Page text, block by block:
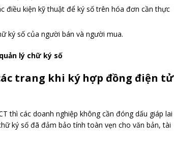
điều kiện kỹ thuật để ký số trên hóa đơn cần thực
ký số của người bán và người mua.
lý chữ ký số
trang khi ký hợp đồng điện tử
thì các doanh nghiệp không cần đóng dấu giáp lai
ký số đã đảm bảo tính toàn vẹn cho văn bản, tài